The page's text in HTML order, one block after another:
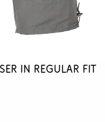
in Regular Fit